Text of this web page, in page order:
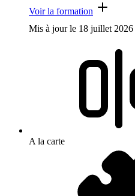
Voir la formation
Mis à jour le 18 juillet 2026
A la carte